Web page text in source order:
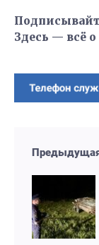
Здесь — всё
Предыдущая